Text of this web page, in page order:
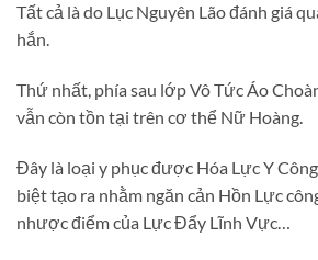
Tất cả là do Lục Nguyên Lão đánh giá
hắn.
Thứ nhất, phía sau lớp Vô Tức Áo
vẫn còn tồn tại trên cơ thể Nữ Hoàng.
Đây là loại y phục được Hóa Lực Y
biệt tạo ra nhằm ngăn cản Hồn Lực
nhược điểm của Lực Đẩy Lĩnh Vực…